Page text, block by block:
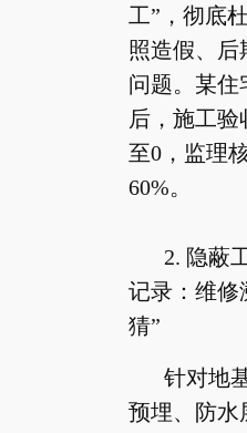
工”，彻底
照造假、后
问题。某住
后，施工验
至0，监理
60%。
2. 隐蔽
记录：维修
猜”
针对地
预埋、防水